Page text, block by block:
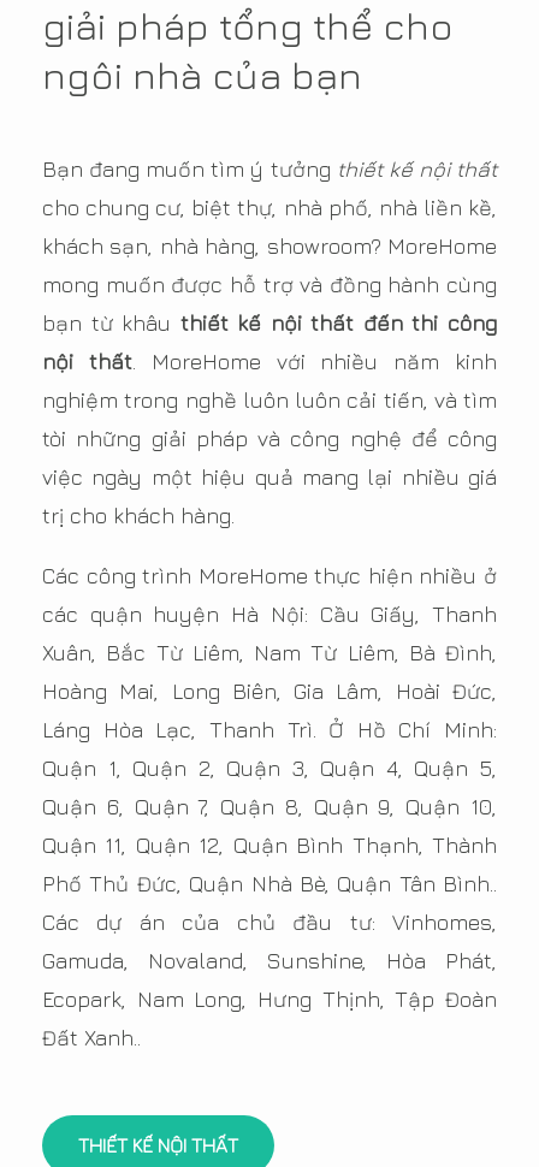
giải pháp tổng thể cho
ngôi nhà của bạn
Bạn đang muốn tìm ý tưởng thiết kế nội thất
cho chung cư, biệt thự, nhà phố, nhà liền kề,
khách sạn, nhà hàng, showroom? MoreHome
mong muốn được hỗ trợ và đồng hành cùng
bạn từ khâu thiết kế nội thất đến thi công
nội thất. MoreHome với nhiều năm kinh
nghiệm trong nghề luôn luôn cải tiến, và tìm
tòi những giải pháp và công nghệ để công
việc ngày một hiệu quả mang lại nhiều giá
trị cho khách hàng.
Các công trình MoreHome thực hiện nhiều ở
các quận huyện Hà Nội: Cầu Giấy, Thanh
Xuân, Bắc Từ Liêm, Nam Từ Liêm, Bà Đình,
Hoàng Mai, Long Biên, Gia Lâm, Hoài Đức,
Láng Hòa Lạc, Thanh Trì. Ở Hồ Chí Minh:
Quận 1, Quận 2, Quận 3, Quận 4, Quận 5,
Quận 6, Quận 7, Quận 8, Quận 9, Quận 10,
Quận 11, Quận 12, Quận Bình Thạnh, Thành
Phố Thủ Đức, Quận Nhà Bè, Quận Tân Bình..
Các dự án của chủ đầu tư: Vinhomes,
Gamuda, Novaland, Sunshine, Hòa Phát,
Ecopark, Nam Long, Hưng Thịnh, Tập Đoàn
Đất Xanh..
THIẾT KẾ NỘI THẤT